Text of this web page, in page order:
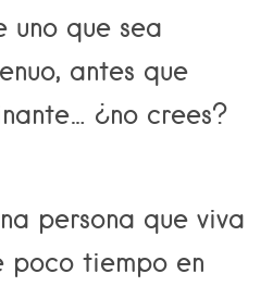
uno que sea
antes que
¿no crees?
persona que viva
poco tiempo en